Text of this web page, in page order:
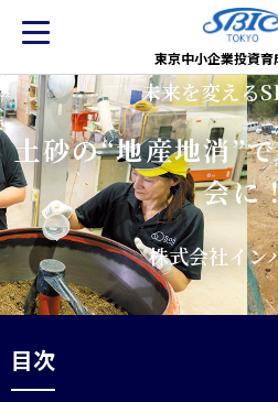
東京中小企業投資育
未来を変える
土砂の“地産地消”
会に
株式会社イン
目次